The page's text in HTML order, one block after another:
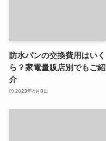
防水パンの交換費用はいく
ら？家電量販店別でもご紹
介
2023年4月8日